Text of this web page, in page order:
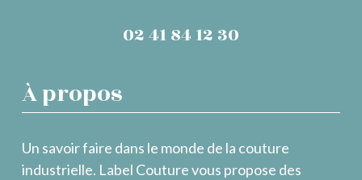
02 41 84 12 30
À propos
Un savoir faire dans le monde de la couture
industrielle. Label Couture vous propose des